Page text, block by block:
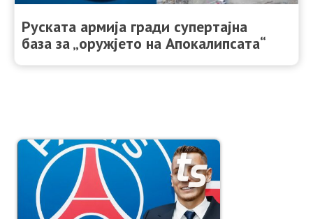
Руската армија гради супертајна
база за „оружјето на Апокалипсата“